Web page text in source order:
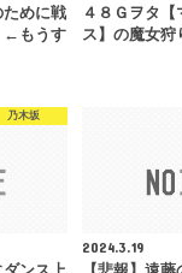
ために戦
←もうす
４８Ｇヲタ
ス】の魔女狩
乃木坂
2024.3.19